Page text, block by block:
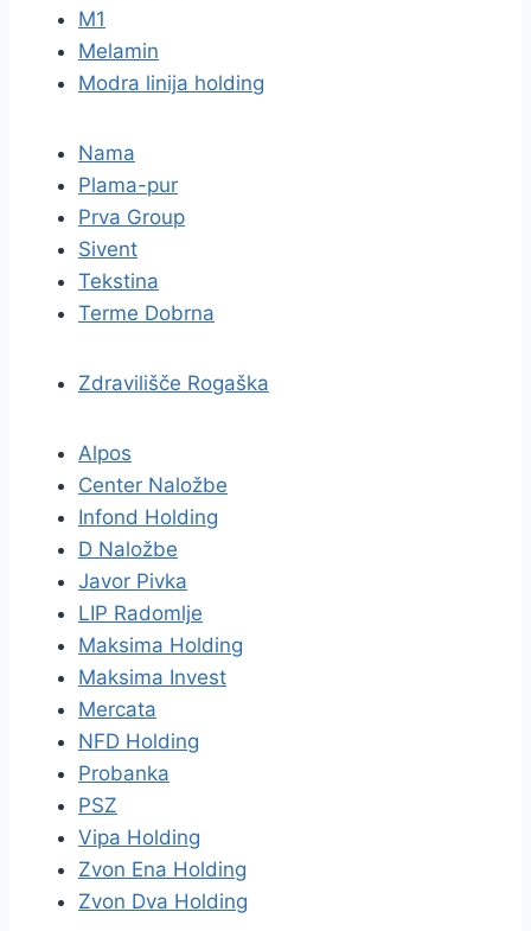
M1
Melamin
Modra linija holding
Nama
Plama-pur
Prva Group
Sivent
Tekstina
Terme Dobrna
Zdravilišče Rogaška
Alpos
Center Naložbe
Infond Holding
D Naložbe
Javor Pivka
LIP Radomlje
Maksima Holding
Maksima Invest
Mercata
NFD Holding
Probanka
PSZ
Vipa Holding
Zvon Ena Holding
Zvon Dva Holding